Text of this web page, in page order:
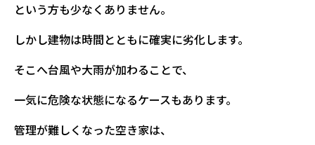
という方も少なくありません。
しかし建物は時間とともに確実に劣化します。
そこへ台風や大雨が加わることで、
一気に危険な状態になるケースもあります。
管理が難しくなった空き家は、